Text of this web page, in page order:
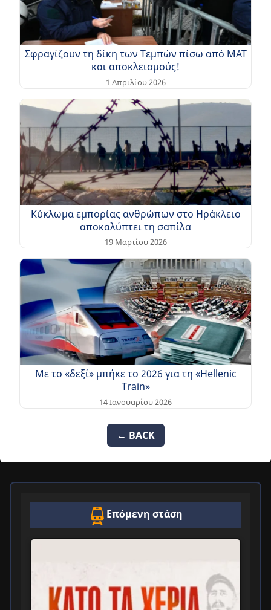
Σφραγίζουν τη δίκη των Τεμπών πίσω από ΜΑΤ
και αποκλεισμούς!
1 Απριλίου 2026
Κύκλωμα εμπορίας ανθρώπων στο Ηράκλειο
αποκαλύπτει τη σαπίλα
19 Μαρτίου 2026
Με το «δεξί» μπήκε το 2026 για τη «Hellenic
Train»
14 Ιανουαρίου 2026
← BACK
Επόμενη στάση